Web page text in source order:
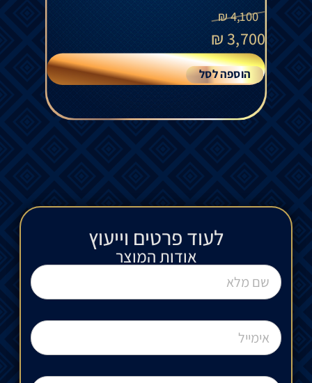
4,100
₪
3,700
₪
הוספה לסל
לעוד פרטים וייעוץ​
אודות המוצר